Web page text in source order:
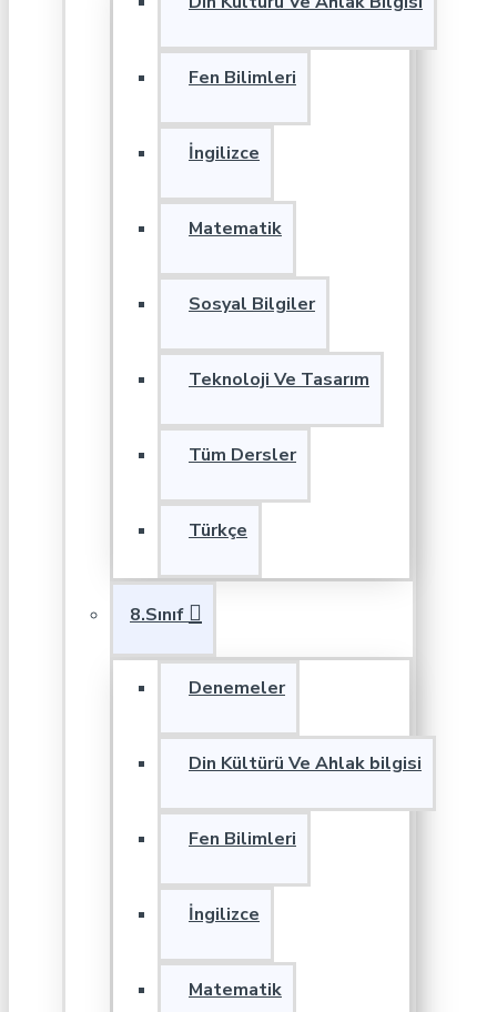
Fen Bilimleri
İngilizce
Matematik
Sosyal Bilgiler
Teknoloji Ve Tasarım
Tüm Dersler
Türkçe
8.Sınıf
Denemeler
Din Kültürü Ve Ahlak bilgisi
Fen Bilimleri
İngilizce
Matematik